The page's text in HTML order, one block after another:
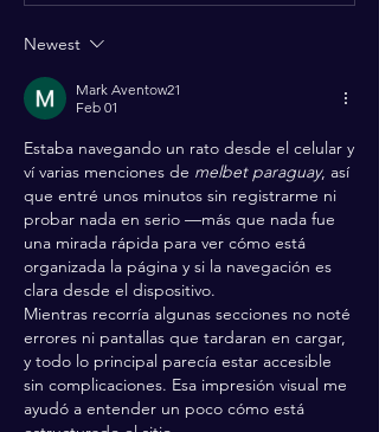
Newest
Mark Aventow21
Feb 01
Estaba navegando un rato desde el celular y
ví varias menciones de melbet paraguay, así
que entré unos minutos sin registrarme ni
probar nada en serio —más que nada fue
una mirada rápida para ver cómo está
organizada la página y si la navegación es
clara desde el dispositivo.
Mientras recorría algunas secciones no noté
errores ni pantallas que tardaran en cargar,
y todo lo principal parecía estar accesible
sin complicaciones. Esa impresión visual me
ayudó a entender un poco cómo está